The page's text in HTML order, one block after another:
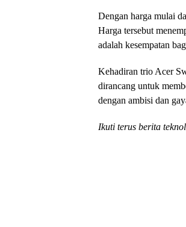
Dengan harga mulai
Harga tersebut
adalah kesempatan
Kehadiran trio Acer
dirancang untuk
dengan ambisi dan
Ikuti terus berita